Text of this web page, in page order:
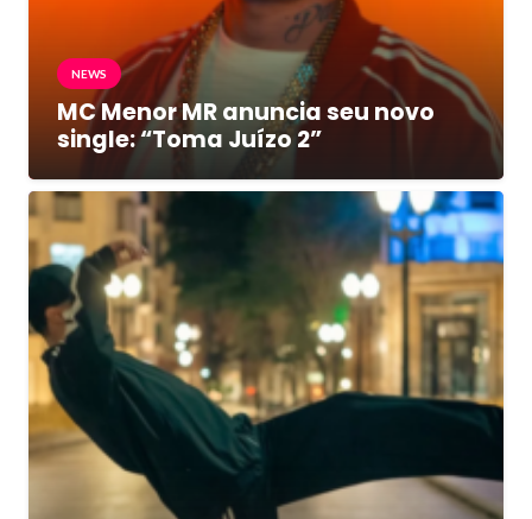
NEWS
MC Menor MR anuncia seu novo
single: “Toma Juízo 2”